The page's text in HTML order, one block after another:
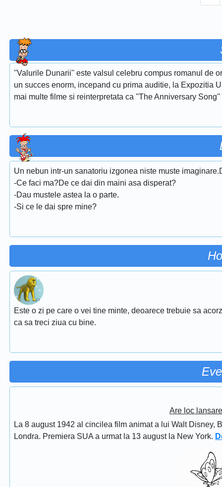
''Valurile Dunarii'' este valsul celebru compus romanul de
un succes enorm, incepand cu prima auditie, la Expozitia
mai multe filme si reinterpretata ca ''The Anniversary
Un nebun intr-un sanatoriu izgonea niste muste
-Ce faci ma?De ce dai din maini asa disperat?
-Dau mustele astea la o parte.
-Si ce le dai spre mine?
Este o zi pe care o vei tine minte, deoarece trebuie sa
ca sa treci ziua cu bine.
Are loc
La 8 august 1942 al cincilea film animat a lui Walt
Londra. Premiera SUA a urmat la 13 august la New York.